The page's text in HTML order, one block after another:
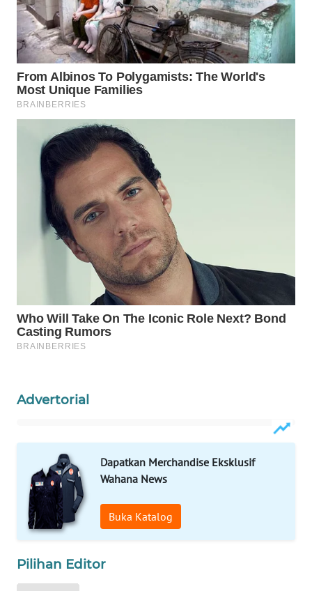
Advertorial
Dapatkan Merchandise Eksklusif
Wahana News
Buka Katalog
Pilihan Editor
WAHANA
TANI
WAHANA
ADVOKAT
INFRASTRUKTUR
WAHANA
KONSUMEN
WAHANA
LISTRIK
WAHANA
TV
WAHANANEWS
NET
WAHANA
SPORT